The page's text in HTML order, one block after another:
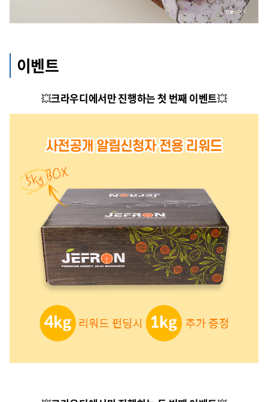
이벤트
💥크라우디에서만 진행하는 첫 번째 이벤트💥